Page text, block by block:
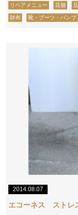
リペアメニュー 店舗
財布 靴・ブーツ・パンプ
2014.08.07
エコーネス スト